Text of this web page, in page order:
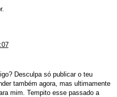
Desculpa só publicar o teu
também agora, mas ultimamente
mim. Tempito esse passado a